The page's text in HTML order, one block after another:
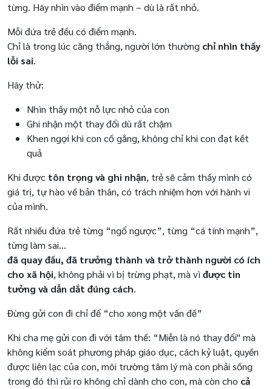
từng. Hãy nhìn vào điểm mạnh – dù là rất nhỏ.
Mỗi đứa trẻ đều có điểm mạnh.
Chỉ là trong lúc căng thẳng, người lớn thường chỉ nhìn thấy
lỗi sai.
Hãy thử:
Nhìn thấy một nỗ lực nhỏ của con
Ghi nhận một thay đổi dù rất chậm
Khen ngợi khi con cố gắng, không chỉ khi con đạt kết
quả
Khi được tôn trọng và ghi nhận, trẻ sẽ cảm thấy mình có
giá trị, tự hào về bản thân, có trách nhiệm hơn với hành vi
của mình.
Rất nhiều đứa trẻ từng “ngổ ngược”, từng “cá tính mạnh”,
từng làm sai…
đã quay đầu, đã trưởng thành và trở thành người có ích
cho xã hội, không phải vì bị trừng phạt, mà vì được tin
tưởng và dẫn dắt đúng cách.
Đừng gửi con đi chỉ để “cho xong một vấn đề”
Khi cha mẹ gửi con đi với tâm thế: “Miễn là nó thay đổi" mà
không kiểm soát phương pháp giáo dục, cách kỷ luật, quyền
được liên lạc của con, môi trường tâm lý mà con phải sống
trong đó thì rủi ro không chỉ dành cho con, mà còn cho cả